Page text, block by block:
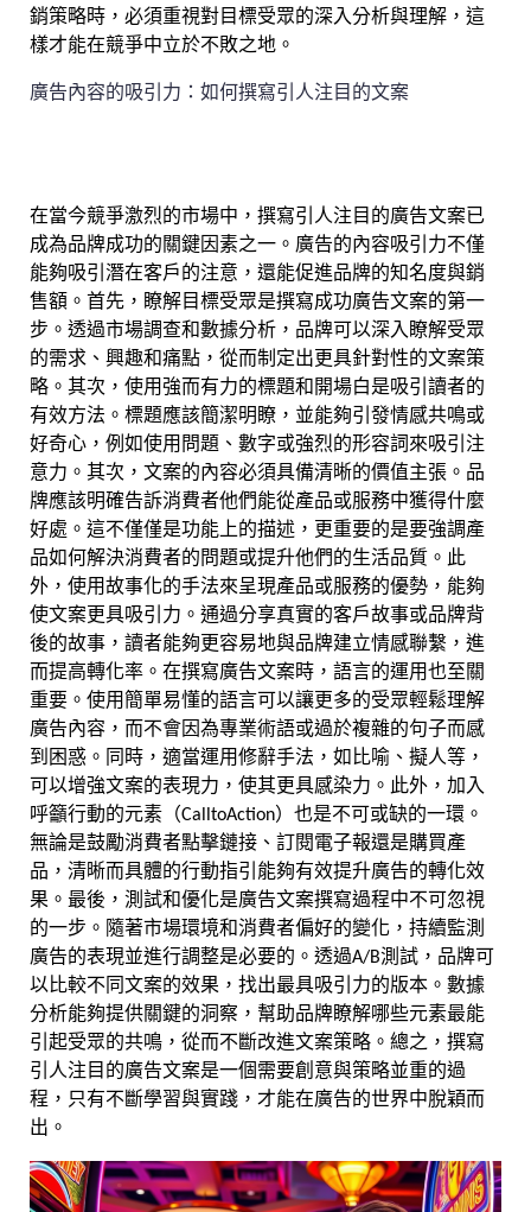
銷策略時，必須重視對目標受眾的深入分析與理解，這
樣才能在競爭中立於不敗之地。
廣告內容的吸引力：如何撰寫引人注目的文案
在當今競爭激烈的市場中，撰寫引人注目的廣告文案已
成為品牌成功的關鍵因素之一。廣告的內容吸引力不僅
能夠吸引潛在客戶的注意，還能促進品牌的知名度與銷
售額。首先，瞭解目標受眾是撰寫成功廣告文案的第一
步。透過市場調查和數據分析，品牌可以深入瞭解受眾
的需求、興趣和痛點，從而制定出更具針對性的文案策
略。其次，使用強而有力的標題和開場白是吸引讀者的
有效方法。標題應該簡潔明瞭，並能夠引發情感共鳴或
好奇心，例如使用問題、數字或強烈的形容詞來吸引注
意力。其次，文案的內容必須具備清晰的價值主張。品
牌應該明確告訴消費者他們能從產品或服務中獲得什麼
好處。這不僅僅是功能上的描述，更重要的是要強調產
品如何解決消費者的問題或提升他們的生活品質。此
外，使用故事化的手法來呈現產品或服務的優勢，能夠
使文案更具吸引力。通過分享真實的客戶故事或品牌背
後的故事，讀者能夠更容易地與品牌建立情感聯繫，進
而提高轉化率。在撰寫廣告文案時，語言的運用也至關
重要。使用簡單易懂的語言可以讓更多的受眾輕鬆理解
廣告內容，而不會因為專業術語或過於複雜的句子而感
到困惑。同時，適當運用修辭手法，如比喻、擬人等，
可以增強文案的表現力，使其更具感染力。此外，加入
呼籲行動的元素（CalltoAction）也是不可或缺的一環。
無論是鼓勵消費者點擊鏈接、訂閱電子報還是購買產
品，清晰而具體的行動指引能夠有效提升廣告的轉化效
果。最後，測試和優化是廣告文案撰寫過程中不可忽視
的一步。隨著市場環境和消費者偏好的變化，持續監測
廣告的表現並進行調整是必要的。透過A/B測試，品牌可
以比較不同文案的效果，找出最具吸引力的版本。數據
分析能夠提供關鍵的洞察，幫助品牌瞭解哪些元素最能
引起受眾的共鳴，從而不斷改進文案策略。總之，撰寫
引人注目的廣告文案是一個需要創意與策略並重的過
程，只有不斷學習與實踐，才能在廣告的世界中脫穎而
出。